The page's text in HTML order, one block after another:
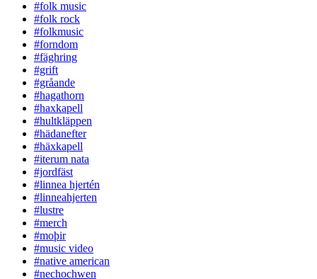
#folk music
#folk rock
#folkmusic
#forndom
#fäghring
#grift
#gråande
#hagathorn
#haxkapell
#hultkläppen
#hädanefter
#häxkapell
#iterum nata
#jordfäst
#linnea hjertén
#linneahjerten
#lustre
#merch
#moþir
#music video
#native american
#nechochwen